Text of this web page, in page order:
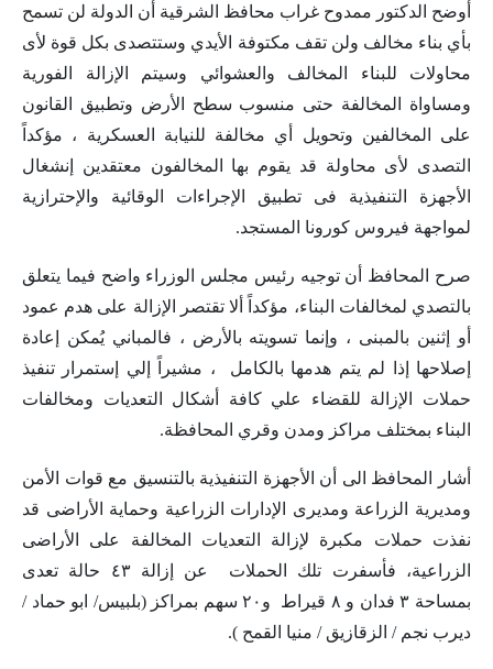
أوضح الدكتور ممدوح غراب محافظ الشرقية أن الدولة لن تسمح
بأي بناء مخالف ولن تقف مكتوفة الأيدي وستتصدى بكل قوة لأى
محاولات للبناء المخالف والعشوائي وسيتم الإزالة الفورية
ومساواة المخالفة حتى منسوب سطح الأرض وتطبيق القانون
على المخالفين وتحويل أي مخالفة للنيابة العسكرية ، مؤكداً
التصدى لأى محاولة قد يقوم بها المخالفون معتقدين إنشغال
الأجهزة التنفيذية فى تطبيق الإجراءات الوقائية والإحترازية
لمواجهة فيروس كورونا المستجد.
صرح المحافظ أن توجيه رئيس مجلس الوزراء واضح فيما يتعلق
بالتصدي لمخالفات البناء، مؤكداً ألا تقتصر الإزالة على هدم عمود
أو إثنين بالمبنى ، وإنما تسويته بالأرض ، فالمباني يُمكن إعادة
إصلاحها إذا لم يتم هدمها بالكامل ، مشيراً إلي إستمرار تنفيذ
حملات الإزالة للقضاء علي كافة أشكال التعديات ومخالفات
البناء بمختلف مراكز ومدن وقري المحافظة.
أشار المحافظ الى أن الأجهزة التنفيذية بالتنسيق مع قوات الأمن
ومديرية الزراعة ومديرى الإدارات الزراعية وحماية الأراضى قد
نفذت حملات مكبرة لإزالة التعديات المخالفة على الأراضى
الزراعية، فأسفرت تلك الحملات عن إزالة ٤٣ حالة تعدى
بمساحة ٣ فدان و ٨ قيراط و٢٠ سهم بمراكز (بلبيس/ ابو حماد /
ديرب نجم / الزقازيق / منيا القمح ).